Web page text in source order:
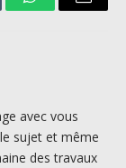
WhatsAppEmail
avec vous
sujet et même
des travaux